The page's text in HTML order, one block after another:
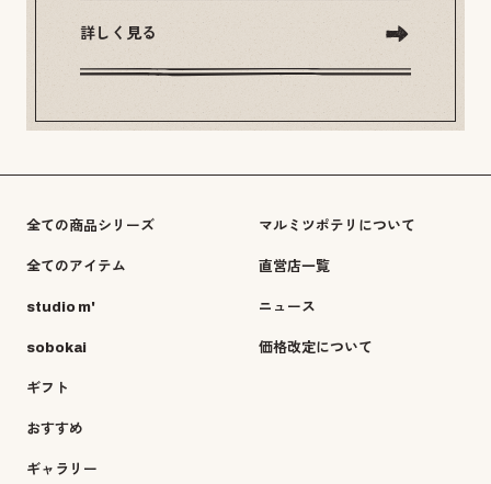
詳しく見る
全ての商品シリーズ
全てのアイテム
studio m'
sobokai
ギフト
おすすめ
ギャラリー
マルミツポテリについて
直営店一覧
ニュース
価格改定について